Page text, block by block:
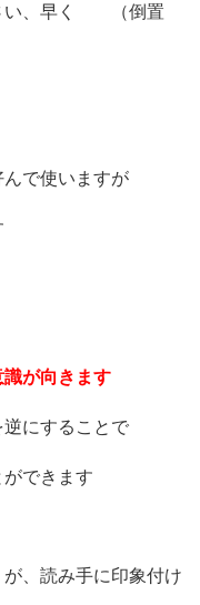
、早く （倒置
で使いますが
が向きます
にすることで
ができます
が、読み手に印象付け